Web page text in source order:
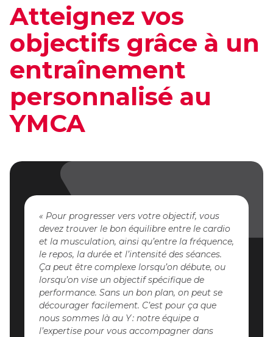
Atteignez vos
objectifs grâce à un
entraînement
personnalisé au
YMCA
Pour progresser vers votre objectif, vous
devez trouver le bon équilibre entre le cardio
et la musculation, ainsi qu’entre la fréquence,
le repos, la durée et l’intensité des séances.
Ça peut être complexe lorsqu’on débute, ou
lorsqu’on vise un objectif spécifique de
performance. Sans un bon plan, on peut se
décourager facilement. C’est pour ça que
nous sommes là au Y : notre équipe a
l’expertise pour vous accompagner dans